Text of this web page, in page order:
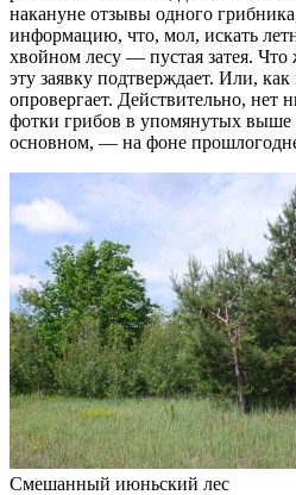
накануне отзывы одного
информацию, что, мол, искать
хвойном лесу — пустая затея.
эту заявку подтверждает. Или,
опровергает. Действительно, нет
фотки грибов в упомянутых выше
основном, — на фоне
Смешанный июньский лес